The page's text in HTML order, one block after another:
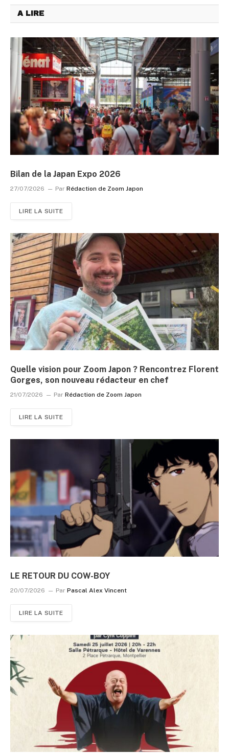
A LIRE
Bilan de la Japan Expo 2026
27/07/2026 Par Rédaction de Zoom Japon
LIRE LA SUITE
Quelle vision pour Zoom Japon ? Rencontrez Florent
Gorges, son nouveau rédacteur en chef
21/07/2026 Par Rédaction de Zoom Japon
LIRE LA SUITE
LE RETOUR DU COW-BOY
20/07/2026 Par Pascal Alex Vincent
LIRE LA SUITE